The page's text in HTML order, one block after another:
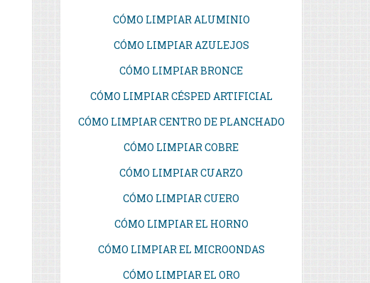
CÓMO LIMPIAR ALUMINIO
CÓMO LIMPIAR AZULEJOS
CÓMO LIMPIAR BRONCE
CÓMO LIMPIAR CÉSPED ARTIFICIAL
CÓMO LIMPIAR CENTRO DE PLANCHADO
CÓMO LIMPIAR COBRE
CÓMO LIMPIAR CUARZO
CÓMO LIMPIAR CUERO
CÓMO LIMPIAR EL HORNO
CÓMO LIMPIAR EL MICROONDAS
CÓMO LIMPIAR EL ORO